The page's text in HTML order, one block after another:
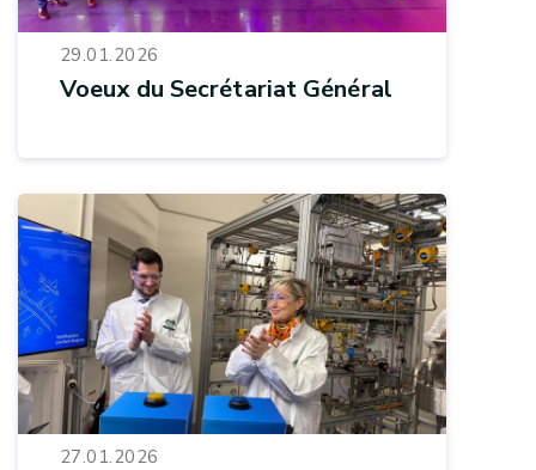
29.01.2026
Voeux du Secrétariat Général
27.01.2026